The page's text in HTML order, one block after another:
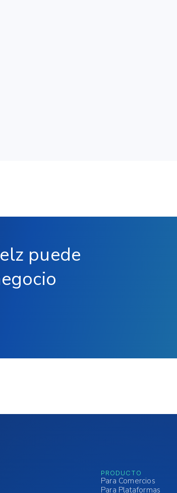
puede
PRODUCTO
Para Comercios
Para Plataformas